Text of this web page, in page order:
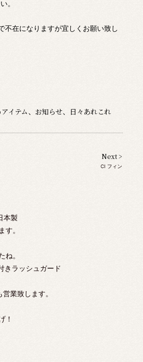
本製
す。
ね。
きラッシュガード
業致します。
！
。
不在になりますが宜しくお願い致し
イテム、 お知らせ、 日々あれこれ
Next >
CI フィン